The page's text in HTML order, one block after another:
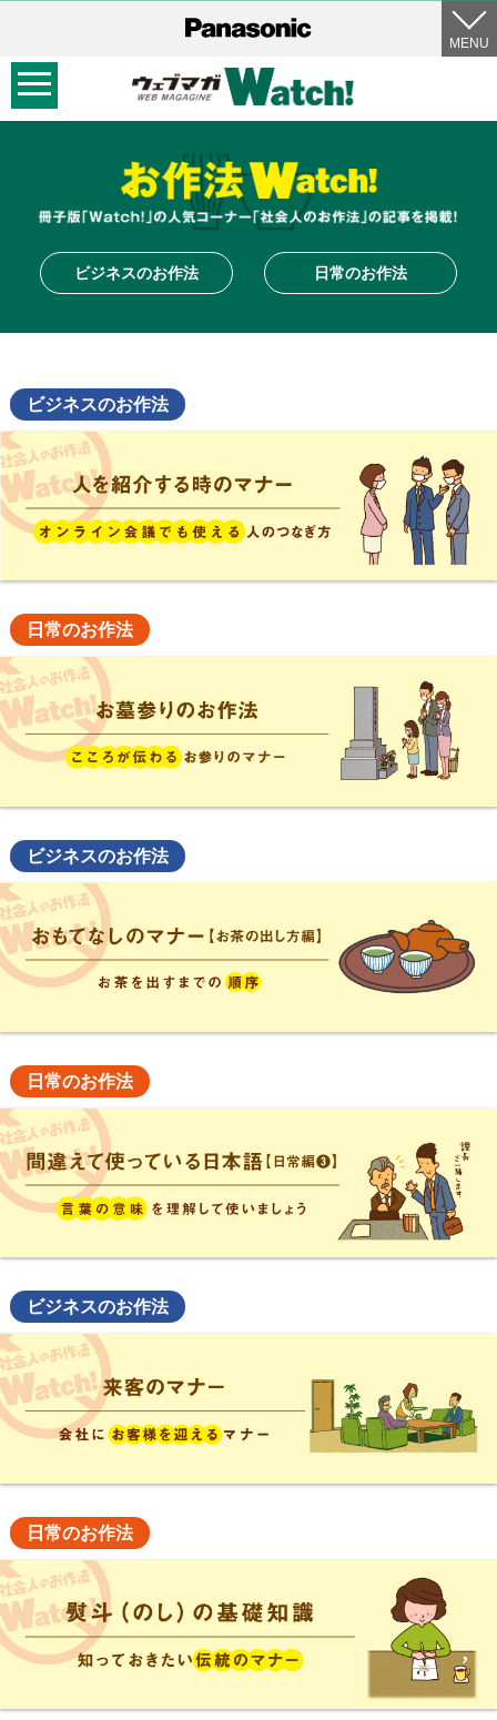
MENU
ビジネスのお作法 日常のお作法
ビジネスのお作法
日常のお作法
ビジネスのお作法
日常のお作法
ビジネスのお作法
日常のお作法